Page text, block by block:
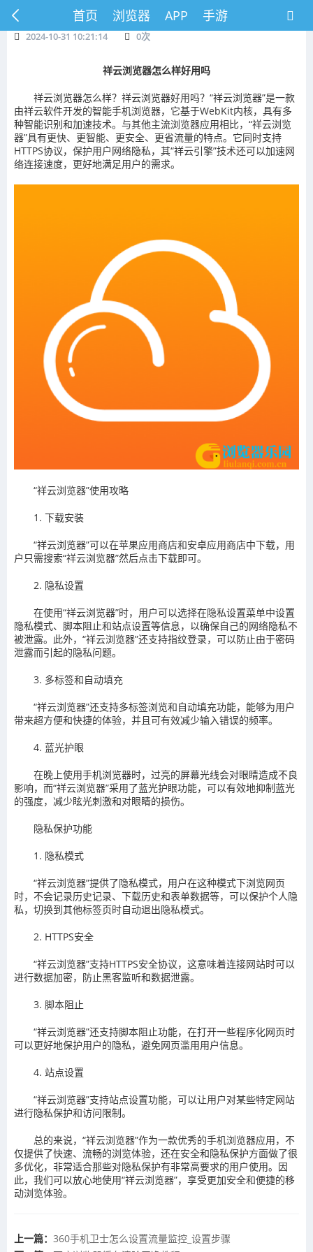
首页 浏览器 APP 手游
2024-10-31 10:21:14 0次
祥云浏览器怎么样好用吗
祥云浏览器怎么样？祥云浏览器好用吗？“祥云浏览器”是一款
由祥云软件开发的智能手机浏览器，它基于WebKit内核，具有多
种智能识别和加速技术。与其他主流浏览器应用相比，“祥云浏览
器”具有更快、更智能、更安全、更省流量的特点。它同时支持
HTTPS协议，保护用户网络隐私，其“祥云引擎”技术还可以加速网
络连接速度，更好地满足用户的需求。
“祥云浏览器”使用攻略
1. 下载安装
“祥云浏览器”可以在苹果应用商店和安卓应用商店中下载，用
户只需搜索“祥云浏览器”然后点击下载即可。
2. 隐私设置
在使用“祥云浏览器”时，用户可以选择在隐私设置菜单中设置
隐私模式、脚本阻止和站点设置等信息，以确保自己的网络隐私不
被泄露。此外，“祥云浏览器”还支持指纹登录，可以防止由于密码
泄露而引起的隐私问题。
3. 多标签和自动填充
“祥云浏览器”还支持多标签浏览和自动填充功能，能够为用户
带来超方便和快捷的体验，并且可有效减少输入错误的频率。
4. 蓝光护眼
在晚上使用手机浏览器时，过亮的屏幕光线会对眼睛造成不良
影响，而“祥云浏览器”采用了蓝光护眼功能，可以有效地抑制蓝光
的强度，减少眩光刺激和对眼睛的损伤。
隐私保护功能
1. 隐私模式
“祥云浏览器”提供了隐私模式，用户在这种模式下浏览网页
时，不会记录历史记录、下载历史和表单数据等，可以保护个人隐
私，切换到其他标签页时自动退出隐私模式。
2. HTTPS安全
“祥云浏览器”支持HTTPS安全协议，这意味着连接网站时可以
进行数据加密，防止黑客监听和数据泄露。
3. 脚本阻止
“祥云浏览器”还支持脚本阻止功能，在打开一些程序化网页时
可以更好地保护用户的隐私，避免网页滥用用户信息。
4. 站点设置
“祥云浏览器”支持站点设置功能，可以让用户对某些特定网站
进行隐私保护和访问限制。
总的来说，“祥云浏览器”作为一款优秀的手机浏览器应用，不
仅提供了快速、流畅的浏览体验，还在安全和隐私保护方面做了很
多优化，非常适合那些对隐私保护有非常高要求的用户使用。因
此，我们可以放心地使用“祥云浏览器”，享受更加安全和便捷的移
动浏览体验。
上一篇： 360手机卫士怎么设置流量监控_设置步骤